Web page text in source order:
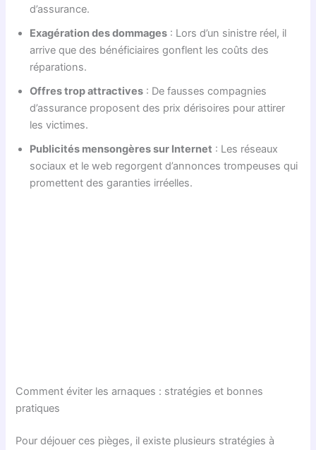
d’assurance.
Exagération des dommages : Lors d’un sinistre réel, il
arrive que des bénéficiaires gonflent les coûts des
réparations.
Offres trop attractives : De fausses compagnies
d’assurance proposent des prix dérisoires pour attirer
les victimes.
Publicités mensongères sur Internet : Les réseaux
sociaux et le web regorgent d’annonces trompeuses qui
promettent des garanties irréelles.
Comment éviter les arnaques : stratégies et bonnes
pratiques
Pour déjouer ces pièges, il existe plusieurs stratégies à